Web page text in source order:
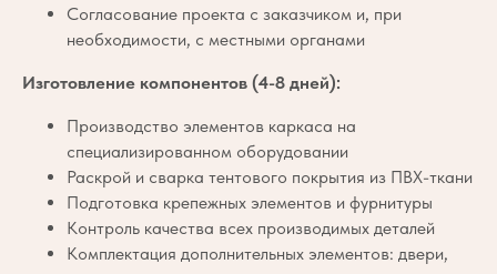
Согласование проекта с заказчиком и, при
необходимости, с местными органами
Изготовление компонентов (4-8 дней):
Производство элементов каркаса на
специализированном оборудовании
Раскрой и сварка тентового покрытия из ПВХ-ткани
Подготовка крепежных элементов и фурнитуры
Контроль качества всех производимых деталей
Комплектация дополнительных элементов: двери,